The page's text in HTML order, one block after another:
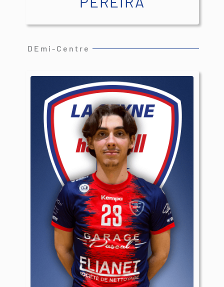
DEmi-Centre